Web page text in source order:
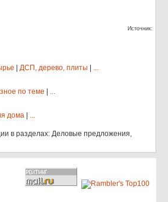
Источник:
ДСП, дерево, плиты
...
по теме
...
дома ...
в разделах: Деловые предложения,